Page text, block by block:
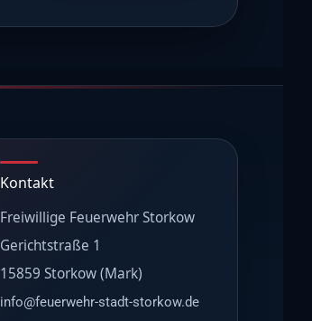
Kontakt
Freiwillige Feuerwehr Storkow
Gerichtstraße 1
15859 Storkow (Mark)
info@feuerwehr-stadt-storkow.de